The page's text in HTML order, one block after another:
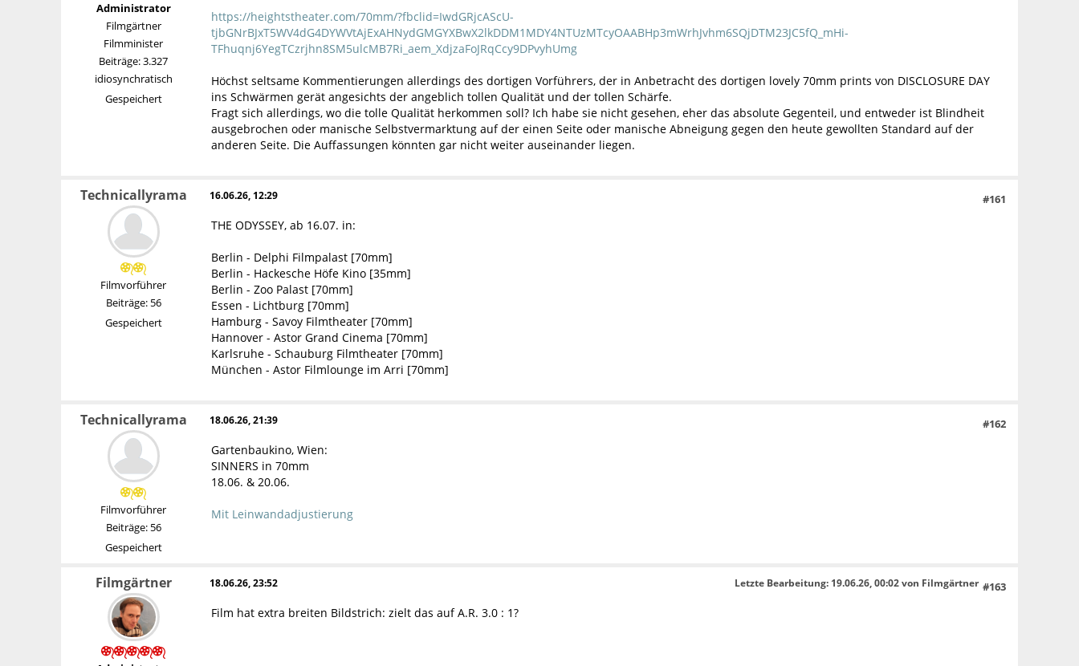
Administrator
Filmgärtner
Filmminister
Beiträge: 3.327
idiosynchratisch
Gespeichert
https://heightstheater.com/70mm/?fbclid=IwdGRjcAScU-
tjbGNrBJxT5WV4dG4DYWVtAjExAHNydGMGYXBwX2lkDDM1MDY4NTUzMTcyOAABHp3mWrhJvhm6SQjDTM23JC5fQ_mHi-
TFhuqnj6YegTCzrjhn8SM5ulcMB7Ri_aem_XdjzaFoJRqCcy9DPvyhUmg
Höchst seltsame Kommentierungen allerdings des dortigen Vorführers, der in Anbetracht des dortigen lovely 70mm prints von DISCLOSURE DAY
ins Schwärmen gerät angesichts der angeblich tollen Qualität und der tollen Schärfe.
Fragt sich allerdings, wo die tolle Qualität herkommen soll? Ich habe sie nicht gesehen, eher das absolute Gegenteil, und entweder ist Blindheit
ausgebrochen oder manische Selbstvermarktung auf der einen Seite oder manische Abneigung gegen den heute gewollten Standard auf der
anderen Seite. Die Auffassungen könnten gar nicht weiter auseinander liegen.
Technicallyrama
Filmvorführer
Beiträge: 56
Gespeichert
16.06.26, 12:29 #161
THE ODYSSEY, ab 16.07. in:
Berlin - Delphi Filmpalast [70mm]
Berlin - Hackesche Höfe Kino [35mm]
Berlin - Zoo Palast [70mm]
Essen - Lichtburg [70mm]
Hamburg - Savoy Filmtheater [70mm]
Hannover - Astor Grand Cinema [70mm]
Karlsruhe - Schauburg Filmtheater [70mm]
München - Astor Filmlounge im Arri [70mm]
Technicallyrama
Filmvorführer
Beiträge: 56
Gespeichert
18.06.26, 21:39 #162
Gartenbaukino, Wien:
SINNERS in 70mm
18.06. & 20.06.
Mit Leinwandadjustierung
Filmgärtner 18.06.26, 23:52 #163
Letzte Bearbeitung: 19.06.26, 00:02 von Filmgärtner
Film hat extra breiten Bildstrich: zielt das auf A.R. 3.0 : 1?